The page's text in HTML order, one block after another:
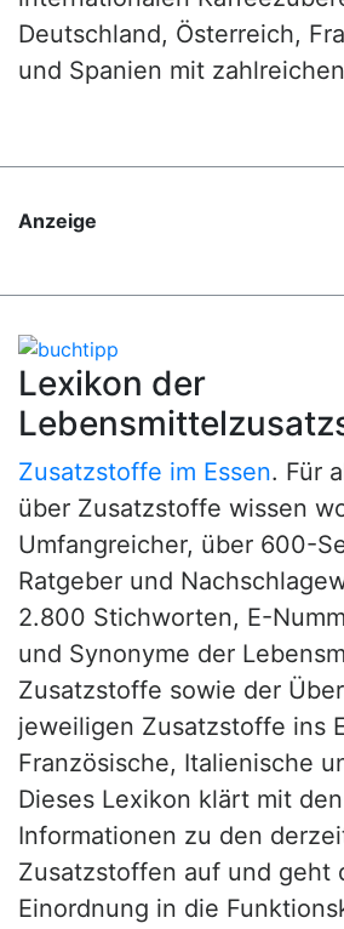
Deutschland, Österreich,
und Spanien mit
Anzeige
Lexikon der
Zusatzstoffe im Essen. Für
über Zusatzstoffe wissen
Umfangreicher, über 600-
Ratgeber und
2.800 Stichworten, E-
und Synonyme der
Zusatzstoffe sowie der
jeweiligen Zusatzstoffe ins
Französische, Italienische
Dieses Lexikon klärt mit
Informationen zu den
Zusatzstoffen auf und geht
Einordnung in die